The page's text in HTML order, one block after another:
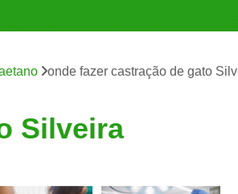
Veterinária Especializada em Cães
Clínica Veterinária Santo André
Consulta de
onde fazer castração de gato
Silveira